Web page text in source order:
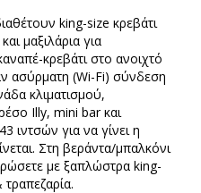
king-size κρεβάτι
μαξιλάρια για
κρεβάτι στο ανοιχτό
ασύρματη (Wi-Fi) σύνδεση
κλιματισμού,
Illy, mini bar και
ιντσών για να γίνει η
Στη βεράντα/μπαλκόνι
με ξαπλώστρα king-